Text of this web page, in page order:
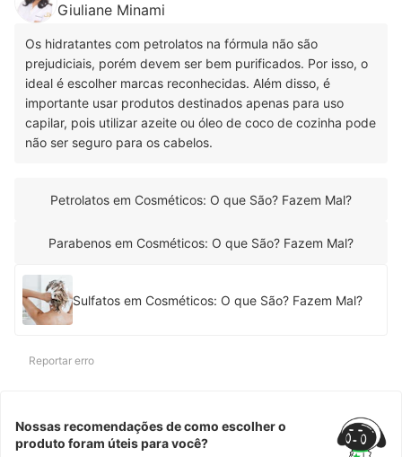
Giuliane Minami
Os hidratantes com petrolatos na fórmula não são
prejudiciais, porém devem ser bem purificados. Por isso, o
ideal é escolher marcas reconhecidas. Além disso, é
importante usar produtos destinados apenas para uso
capilar, pois utilizar azeite ou óleo de coco de cozinha pode
não ser seguro para os cabelos.
Petrolatos em Cosméticos: O que São? Fazem Mal?
Parabenos em Cosméticos: O que São? Fazem Mal?
Sulfatos em Cosméticos: O que São? Fazem Mal?
Reportar erro
Nossas recomendações de como escolher o
produto foram úteis para você?